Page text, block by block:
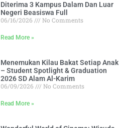
Diterima 3 Kampus Dalam Dan Luar
Negeri Beasiswa Full
06/16/2026
No Comments
Read More »
Menemukan Kilau Bakat Setiap Anak
– Student Spotlight & Graduation
2026 SD Alam Al-Karim
06/09/2026
No Comments
Read More »